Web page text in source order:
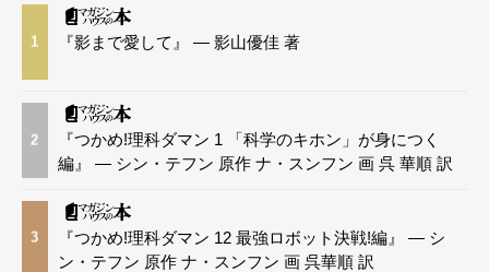
1 『影まで愛して』 — 影山優佳 著
2
『つかめ!理科ダマン 1 「科学のキホン」が身につく
編』 — シン・テフン 原作 ナ・スンフン 画 呉 華順 訳
3
『つかめ!理科ダマン 12 最強ロボット決戦!編』 — シ
ン・テフン 原作 ナ・スンフン 画 呉華順 訳